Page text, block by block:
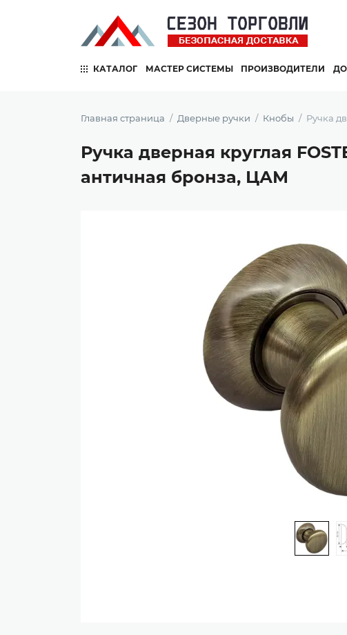
КАТАЛОГ МАСТЕР СИСТЕМЫ ПРОИЗВОДИТЕЛИ
Главная страница Дверные ручки Кнобы Ручка
Ручка дверная круглая
античная бронза, ЦАМ